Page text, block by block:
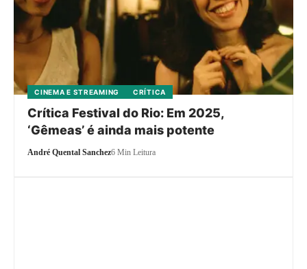
CINEMA E STREAMING CRÍTICA
Crítica Festival do Rio: Em 2025,
‘Gêmeas’ é ainda mais potente
André Quental Sanchez6 Min Leitura